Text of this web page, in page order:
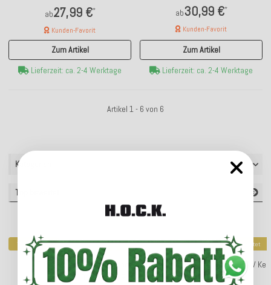
ab27,99 €*
Kunden-Favorit
Zum Artikel
Lieferzeit: ca. 2-4 Werktage
ab30,99 €*
Kunden-Favorit
Zum Artikel
Lieferzeit: ca. 2-4 Werktage
Artikel 1 - 6 von 6
Kategorien
Top bewertet
Top bewertet
H.O.C.K. Riviera Stripe Outdoor Matratzenkissen
50x50x10cm Yellow Rosé Streifen
Top bewertet
WV